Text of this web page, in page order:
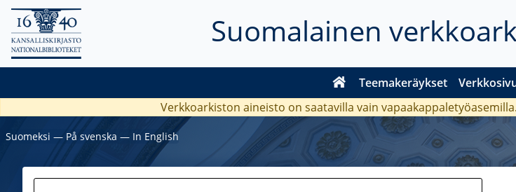
Suomalainen
Teemakeräykset
Verkkoarkiston aineisto on saatavilla vain
Suomeksi ― På svenska ― In English